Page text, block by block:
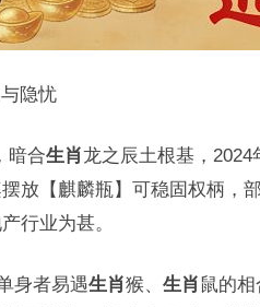
隐忧
暗合生肖龙之辰土根基，2024
放【麒麟瓶】可稳固权柄，
行业为甚。
身者易遇生肖猴、 生肖鼠的